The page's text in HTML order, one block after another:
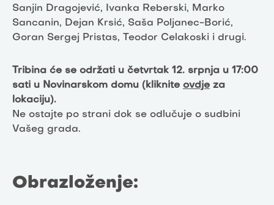
Sanjin Dragojević, Ivanka Reberski, Marko
Sancanin, Dejan Krsić, Saša Poljanec-Borić,
Goran Sergej Pristas, Teodor Celakoski i drugi.
Tribina će se održati u četvrtak 12. srpnja u 17:00
sati u Novinarskom domu (kliknite ovdje za
lokaciju).
Ne ostajte po strani dok se odlučuje o sudbini
Vašeg grada.
Obrazloženje: